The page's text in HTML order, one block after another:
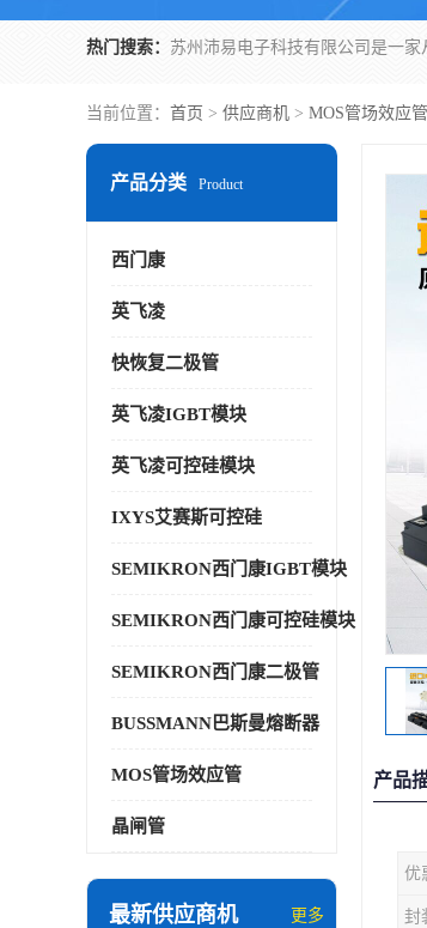
热门搜索：
当前位置： 首页 > 供应商机 > MOS管场效应管
产品分类 Product
西门康
英飞凌
快恢复二极管
英飞凌IGBT模块
英飞凌可控硅模块
IXYS艾赛斯可控硅
SEMIKRON西门康IGBT模块
SEMIKRON西门康可控硅模块
SEMIKRON西门康二极管
BUSSMANN巴斯曼熔断器
MOS管场效应管
晶闸管
最新供应商机 更多
产品
优
封